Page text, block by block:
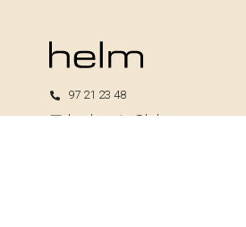
97 21 23 48
kundeservice@helm.nu